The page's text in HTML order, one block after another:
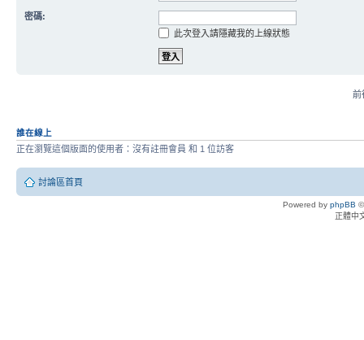
密碼:
此次登入請隱藏我的上線狀態
前
誰在線上
正在瀏覽這個版面的使用者：沒有註冊會員 和 1 位訪客
討論區首頁
Powered by phpBB
正體中